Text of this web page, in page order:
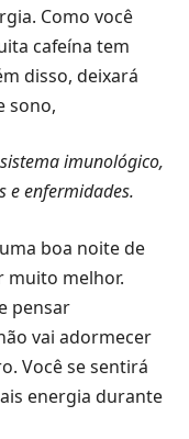
Como você
cafeína tem
disso, deixará
sono,
imunológico,
e enfermidades.
boa noite de
muito melhor.
pensar
vai adormecer
Você se sentirá
energia durante